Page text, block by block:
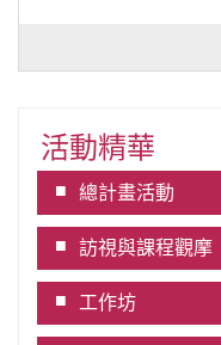
活動精華
總計畫活動
訪視與課程觀摩
工作坊